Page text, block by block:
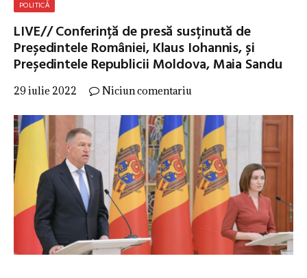
POLITICĂ
LIVE// Conferință de presă susținută de
Președintele României, Klaus Iohannis, și
Președintele Republicii Moldova, Maia Sandu
29 iulie 2022 Niciun comentariu